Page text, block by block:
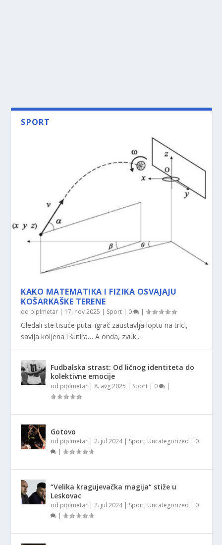
SPORT
KAKO MATEMATIKA I FIZIKA OSVAJAJU
KOŠARKAŠKE TERENE
od piplmetar | 17. nov 2025 | Sport | 0 |
Gledali ste tisuće puta: igrač zaustavlja loptu na trici,
savija koljena i šutira… A onda, zvuk...
Fudbalska strast: Od ličnog identiteta do
kolektivne emocije
od piplmetar | 8. avg 2025 | Sport | 0 |
Gotovo
od piplmetar |2. jul 2024| Sport, Uncategorized | 0
|
“Velika kragujevačka magija“ stiže u
Leskovac
od piplmetar |2. jul 2024| Sport, Uncategorized | 0
|